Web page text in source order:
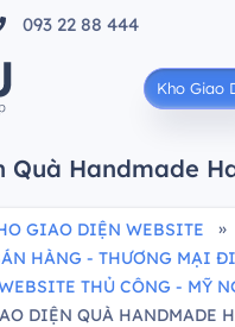
093 22 88 444
Kho Giao
Quà Handmade
GIAO DIỆN WEBSITE »
HÀNG - THƯƠNG MẠI
THỦ CÔNG - MỸ
DIỆN QUÀ HANDMADE